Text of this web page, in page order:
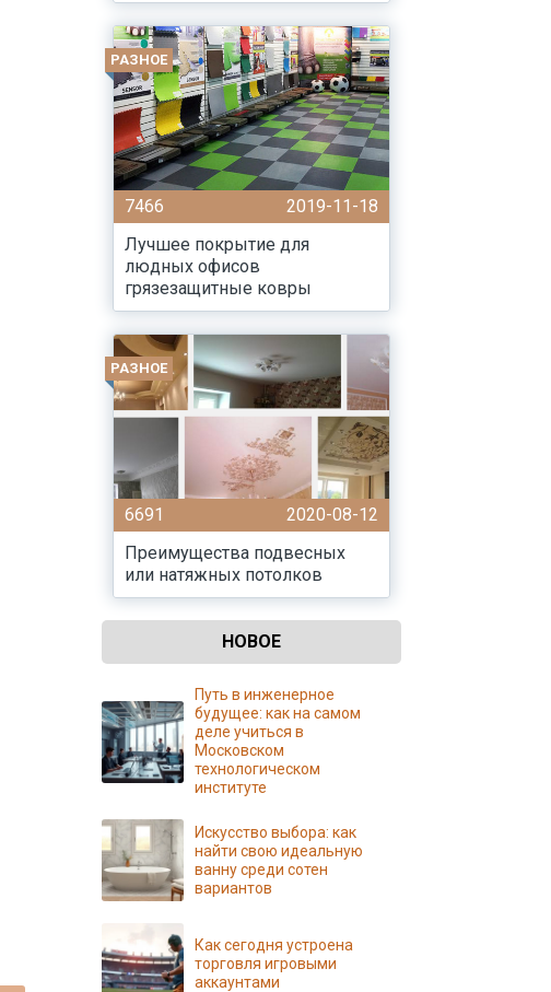
РАЗНОЕ
7466
2019-11-18
Лучшее покрытие для
людных офисов
грязезащитные ковры
РАЗНОЕ
6691
2020-08-12
Преимущества подвесных
или натяжных потолков
НОВОЕ
Путь в инженерное
будущее: как на самом
деле учиться в
Московском
технологическом
институте
Искусство выбора: как
найти свою идеальную
ванну среди сотен
вариантов
Как сегодня устроена
торговля игровыми
аккаунтами